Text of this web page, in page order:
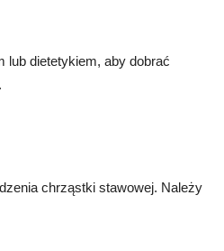
lub dietetykiem, aby dobrać
chrząstki stawowej. Należy